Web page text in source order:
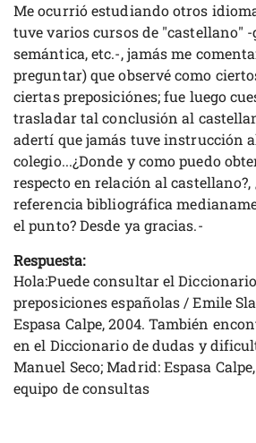
Me ocurrió estudiando otros
tuve varios cursos de "castellano"
semántica, etc.-, jamás me
preguntar) que observé como
ciertas preposiciónes; fue luego
trasladar tal conclusión al
adertí que jamás tuve instrucción
colegio...¿Donde y como puedo
respecto en relación al castellano?,
referencia bibliográfica
el punto? Desde ya gracias.-
Respuesta:
Hola:Puede consultar el
preposiciones españolas / Emile
Espasa Calpe, 2004. También
en el Diccionario de dudas y
Manuel Seco; Madrid: Espasa
equipo de consultas